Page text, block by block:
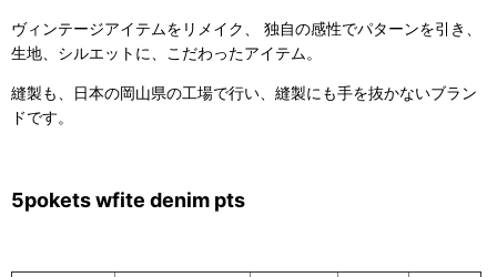
ヴィンテージアイテムをリメイク、 独自の感性でパターンを引き、
生地、シルエットに、こだわったアイテム。
縫製も、日本の岡山県の工場で行い、縫製にも手を抜かないブラン
ドです。
5pokets wfite denim pts